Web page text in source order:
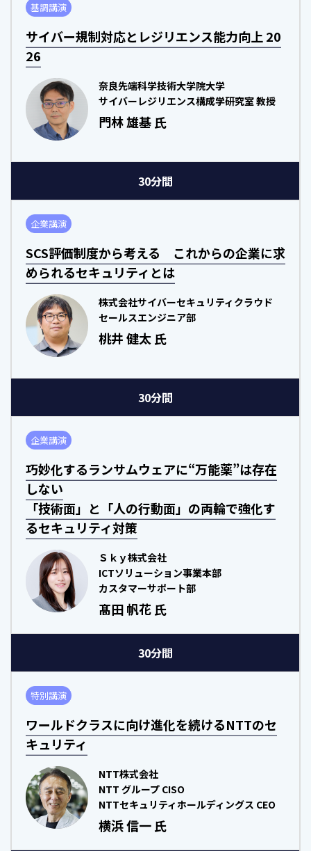
基調講演
サイバー規制対応とレジリエンス能力向上 20
26
奈良先端科学技術大学院大学
サイバーレジリエンス構成学研究室 教授
門林 雄基 氏
30分間
企業講演
SCS評価制度から考える これからの企業に求
められるセキュリティとは
株式会社サイバーセキュリティクラウド
セールスエンジニア部
桃井 健太 氏
30分間
企業講演
巧妙化するランサムウェアに“万能薬”は存在
しない
「技術面」と「人の行動面」の両輪で強化す
るセキュリティ対策
Ｓｋｙ株式会社
ICTソリューション事業本部
カスタマーサポート部
髙田 帆花 氏
30分間
特別講演
ワールドクラスに向け進化を続けるNTTのセ
キュリティ
NTT株式会社
NTT グループ CISO
NTTセキュリティホールディングス CEO
横浜 信一 氏